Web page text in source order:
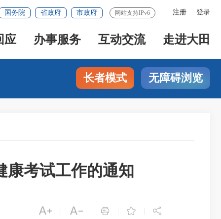
注册 登录
国务院 省政府 市政府 网站支持IPv6
应 办事服务 互动交流 走进大田
长者模式 无障碍浏览
康考试工作的通知
    